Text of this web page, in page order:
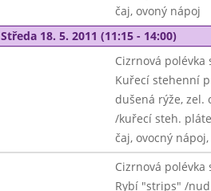
čaj, ovoný nápoj
Středa 18. 5. 2011 (11:15 - 14:00)
Cizrnová polévka
Kuřecí stehenní
dušená rýže, zel.
/kuřecí steh.
čaj, ovocný nápoj,
Cizrnová polévka
Rybí "strips" /